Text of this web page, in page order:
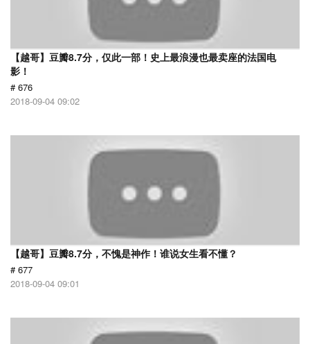
【越哥】豆瓣8.7分，仅此一部！史上最浪漫也最卖座的法国电
影！
# 676
2018-09-04 09:02
【越哥】豆瓣8.7分，不愧是神作！谁说女生看不懂？
# 677
2018-09-04 09:01